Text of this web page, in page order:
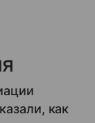
как